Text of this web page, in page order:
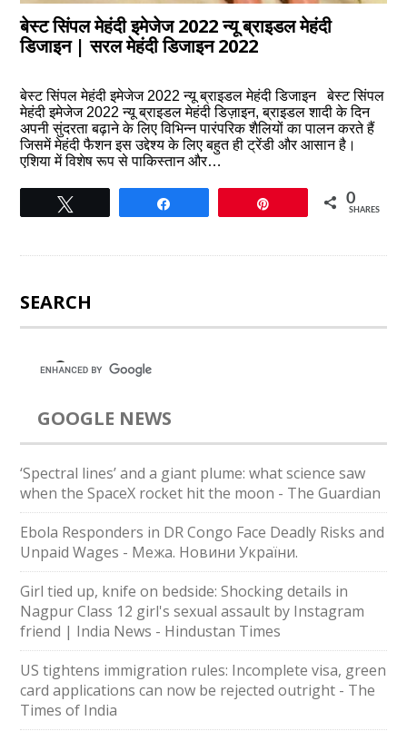
बेस्ट सिंपल मेहंदी इमेजेज 2022 न्यू ब्राइडल मेहंदी
डिजाइन | सरल मेहंदी डिजाइन 2022
बेस्ट सिंपल मेहंदी इमेजेज 2022 न्यू ब्राइडल मेहंदी डिजाइन बेस्ट सिंपल
मेहंदी इमेजेज 2022 न्यू ब्राइडल मेहंदी डिज़ाइन, ब्राइडल शादी के दिन
अपनी सुंदरता बढ़ाने के लिए विभिन्न पारंपरिक शैलियों का पालन करते हैं
जिसमें मेहंदी फैशन इस उद्देश्य के लिए बहुत ही ट्रेंडी और आसान है।
एशिया में विशेष रूप से पाकिस्तान और…
0
SHARES
SEARCH
GOOGLE NEWS
‘Spectral lines’ and a giant plume: what science saw
when the SpaceX rocket hit the moon - The Guardian
Ebola Responders in DR Congo Face Deadly Risks and
Unpaid Wages - Межа. Новини України.
Girl tied up, knife on bedside: Shocking details in
Nagpur Class 12 girl's sexual assault by Instagram
friend | India News - Hindustan Times
US tightens immigration rules: Incomplete visa, green
card applications can now be rejected outright - The
Times of India